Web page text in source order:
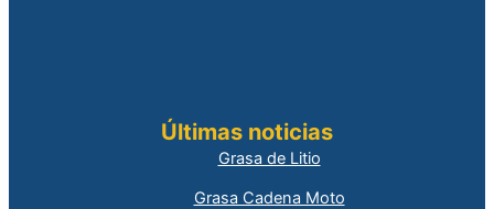
Últimas noticias
Grasa de Litio
Grasa Cadena Moto